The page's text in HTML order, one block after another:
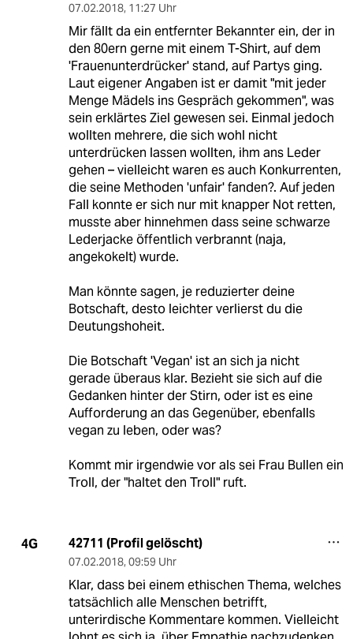
07.02.2018, 11:27 Uhr
Mir fällt da ein entfernter Bekannter ein, der in
den 80ern gerne mit einem T-Shirt, auf dem
'Frauenunterdrücker' stand, auf Partys ging.
Laut eigener Angaben ist er damit "mit jeder
Menge Mädels ins Gespräch gekommen", was
sein erklärtes Ziel gewesen sei. Einmal jedoch
wollten mehrere, die sich wohl nicht
unterdrücken lassen wollten, ihm ans Leder
gehen – vielleicht waren es auch Konkurrenten,
die seine Methoden 'unfair' fanden?. Auf jeden
Fall konnte er sich nur mit knapper Not retten,
musste aber hinnehmen dass seine schwarze
Lederjacke öffentlich verbrannt (naja,
angekokelt) wurde.
Man könnte sagen, je reduzierter deine
Botschaft, desto leichter verlierst du die
Deutungshoheit.
Die Botschaft 'Vegan' ist an sich ja nicht
gerade überaus klar. Bezieht sie sich auf die
Gedanken hinter der Stirn, oder ist es eine
Aufforderung an das Gegenüber, ebenfalls
vegan zu leben, oder was?
Kommt mir irgendwie vor als sei Frau Bullen ein
Troll, der "haltet den Troll" ruft.
4G 42711 (Profil gelöscht)
07.02.2018, 09:59 Uhr
Klar, dass bei einem ethischen Thema, welches
tatsächlich alle Menschen betrifft,
unterirdische Kommentare kommen. Vielleicht